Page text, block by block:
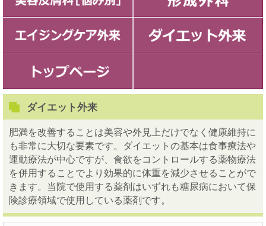
ダイエット外来
肥満を改善することは美容や外見上だけでなく健康維持に
も非常に大切な要素です。ダイエットの基本は食事療法や
運動療法が中心ですが、食欲をコントロールする薬物療法
を併用することでより効果的に体重を減少させることがで
きます。当院で使用する薬剤はいずれも糖尿病において保
険診療領域で使用している薬剤です。